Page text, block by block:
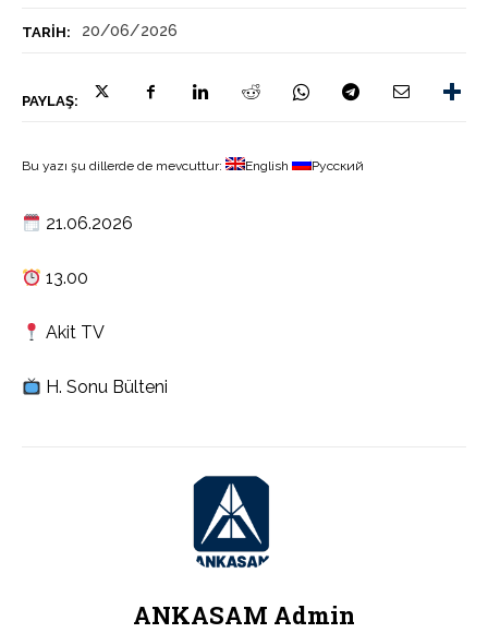
TARIH: 20/06/2026
PAYLAŞ:
Bu yazı şu dillerde de mevcuttur: English Русский
21.06.2026
13.00
Akit TV
H. Sonu Bülteni
ANKASAM Admin